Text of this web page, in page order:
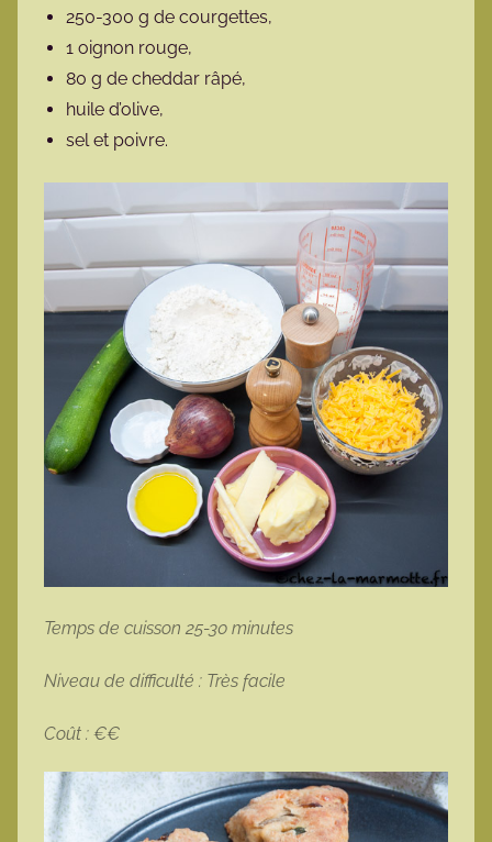
250-300 g de courgettes,
1 oignon rouge,
80 g de cheddar râpé,
huile d’olive,
sel et poivre.
Temps de cuisson 25-30 minutes
Niveau de difficulté : Très facile
Coût : €€